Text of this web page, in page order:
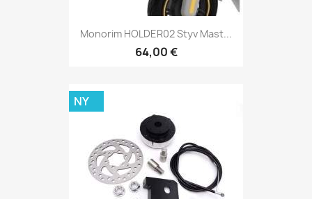
Monorim HOLDER02 Styv Mast...
64,00 €
NY